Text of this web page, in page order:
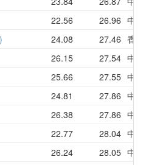
22.56 26.96 中
24.08 27.46 香
26.15 27.54 中
25.66 27.55 中
24.81 27.86 中
26.38 27.86 中
22.77 28.04 中
26.24 28.05 中